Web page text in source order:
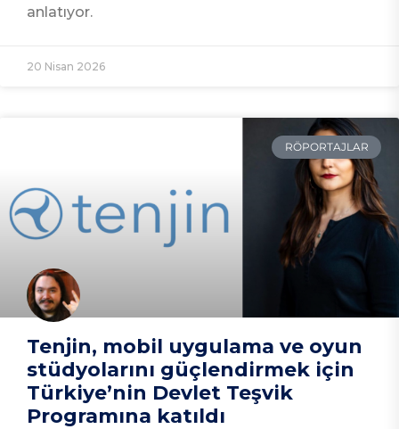
anlatıyor.
20 Nisan 2026
RÖPORTAJLAR
Tenjin, mobil uygulama ve oyun
stüdyolarını güçlendirmek için
Türkiye’nin Devlet Teşvik
Programına katıldı